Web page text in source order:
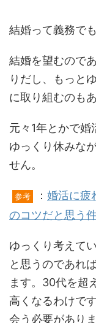
結婚って義務で
結婚を望むので
りだし、もっと
に取り組むのも
元々1年とかで婚
ゆっくり休みな
せん。
参考 ： 婚活に疲
のコツだと思う
ゆっくり考えて
と思うのであれ
ます。30代を超
高くなるわけで
会う必要がありま